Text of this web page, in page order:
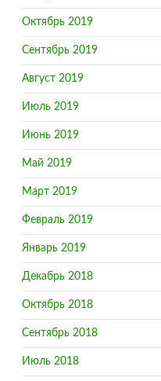
Октябрь 2019
Сентябрь 2019
Август 2019
Июль 2019
Июнь 2019
Май 2019
Март 2019
Февраль 2019
Январь 2019
Декабрь 2018
Октябрь 2018
Сентябрь 2018
Июль 2018